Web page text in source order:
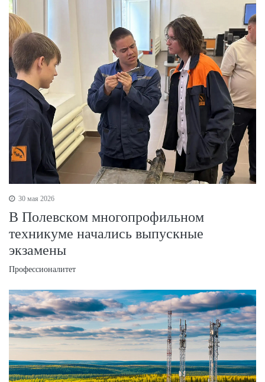
30 мая 2026
В Полевском многопрофильном
техникуме начались выпускные
экзамены
Профессионалитет